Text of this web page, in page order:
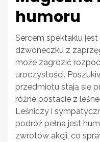
humoru
Sercem spektaklu
dzwoneczku z
może zagrozić
uroczystości.
przedmiotu stają się
różne postacie z
Leśniczy i
podróż pełna jest
zwrotów akcji, co